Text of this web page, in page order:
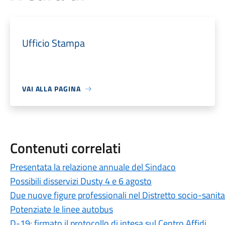
Ufficio Stampa
VAI ALLA PAGINA
Contenuti correlati
Presentata la relazione annuale del Sindaco
Possibili disservizi Dusty 4 e 6 agosto
Due nuove figure professionali nel Distretto socio-
Potenziate le linee autobus